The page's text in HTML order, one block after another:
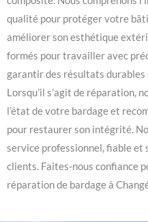
qualité pour protéger votre
améliorer son esthétique
formés pour travailler avec
garantir des résultats
Lorsqu’il s’agit de réparation,
l’état de votre bardage et
pour restaurer son intégrité.
service professionnel, fiable et
clients. Faites-nous confiance
réparation de bardage à